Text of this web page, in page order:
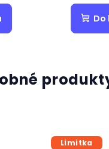
Do
Limitka